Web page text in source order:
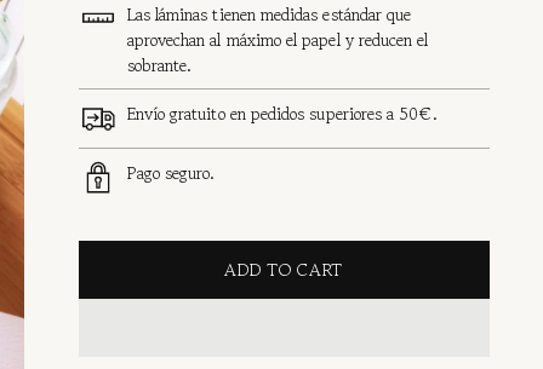
Las láminas tienen medidas estándar que
aprovechan al máximo el papel y reducen el
sobrante.
Envío gratuito en pedidos superiores a 50€.
Pago seguro.
ADD TO CART